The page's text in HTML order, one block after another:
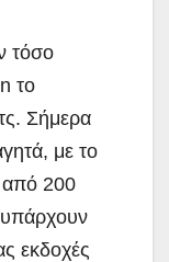
τόσο
το
Σήμερα
με το
από 200
εκδοχές